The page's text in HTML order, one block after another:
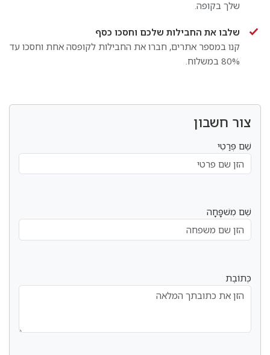
שלך בקופה.
שלבו את החבילות שלכם וחסכו כסף
קנו במספר אתרים, חברו את החבילות לקופסה אחת וחסכו עד
80% במשלוח.
צור חשבון
שֵׁם פְּרַטִי
שֵׁם מִשׁפָּחָה
כְּתוֹבֶת